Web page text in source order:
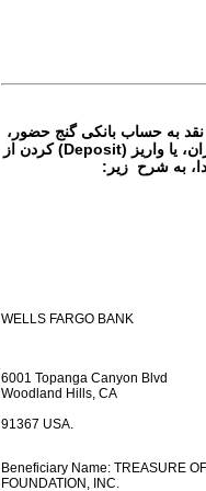
به حساب بانکی گنج حضور،
از تمام نقاط دنیا غیر از ایران، یا واریز (Deposit) کردن از
به شرح زیر:
WELLS FARGO BANK
6001 Topanga Canyon Blvd
Woodland Hills, CA
91367 USA.
Beneficiary Name: TREASURE
FOUNDATION, INC.